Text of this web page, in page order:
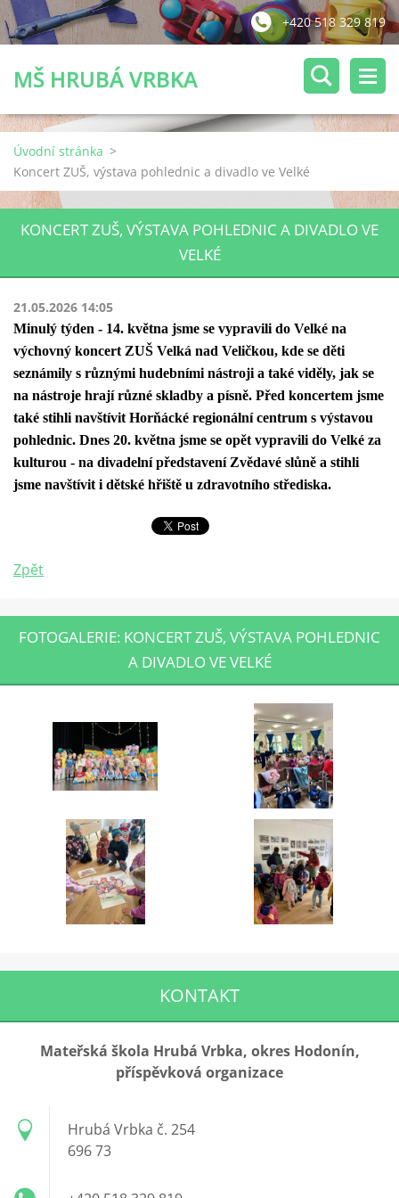
+420 518 329 819
MŠ HRUBÁ VRBKA
Úvodní stránka >
Koncert ZUŠ, výstava pohlednic a divadlo ve Velké
KONCERT ZUŠ, VÝSTAVA POHLEDNIC A DIVADLO VE
VELKÉ
21.05.2026 14:05
Minulý týden - 14. května jsme se vypravili do Velké na
výchovný koncert ZUŠ Velká nad Veličkou, kde se děti
seznámily s různými hudebními nástroji a také viděly, jak se
na nástroje hrají různé skladby a písně. Před koncertem jsme
také stihli navštívit Horňácké regionální centrum s výstavou
pohlednic. Dnes 20. května jsme se opět vypravili do Velké za
kulturou - na divadelní představení Zvědavé slůně a stihli
jsme navštívit i dětské hřiště u zdravotního střediska.
Zpět
FOTOGALERIE: KONCERT ZUŠ, VÝSTAVA POHLEDNIC
A DIVADLO VE VELKÉ
KONTAKT
Mateřská škola Hrubá Vrbka, okres Hodonín,
příspěvková organizace
Hrubá Vrbka č. 254
696 73